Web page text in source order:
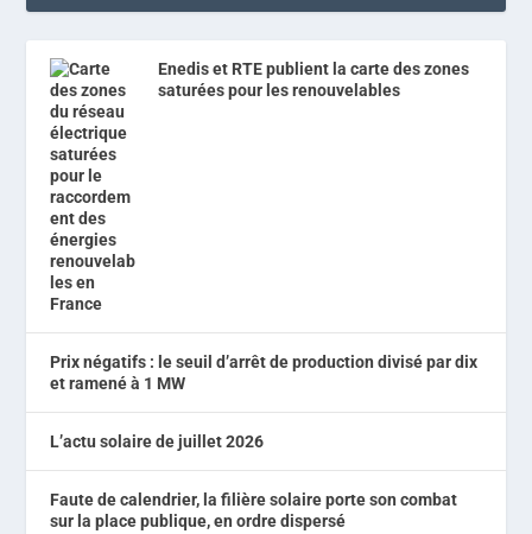
Enedis et RTE publient la carte des zones
saturées pour les renouvelables
Prix négatifs : le seuil d’arrêt de production divisé par dix
et ramené à 1 MW
L’actu solaire de juillet 2026
Faute de calendrier, la filière solaire porte son combat
sur la place publique, en ordre dispersé